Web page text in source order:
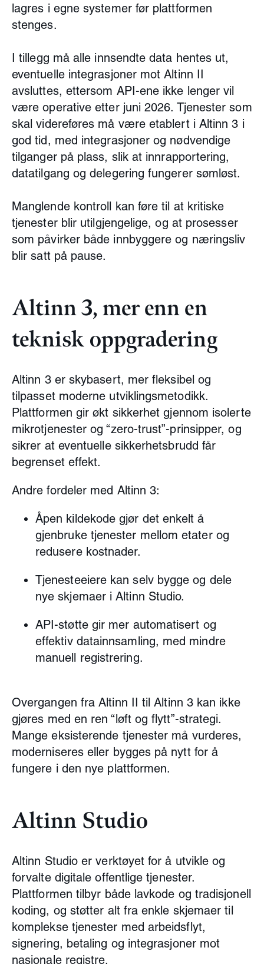
lagres i egne systemer før plattformen
stenges.
I tillegg må alle innsendte data hentes ut,
eventuelle integrasjoner mot Altinn II
avsluttes, ettersom API-ene ikke lenger vil
være operative etter juni 2026. Tjenester som
skal videreføres må være etablert i Altinn 3 i
god tid, med integrasjoner og nødvendige
tilganger på plass, slik at innrapportering,
datatilgang og delegering fungerer sømløst.
Manglende kontroll kan føre til at kritiske
tjenester blir utilgjengelige, og at prosesser
som påvirker både innbyggere og næringsliv
blir satt på pause.
Altinn 3, mer enn en
teknisk oppgradering
Altinn 3 er skybasert, mer fleksibel og
tilpasset moderne utviklingsmetodikk.
Plattformen gir økt sikkerhet gjennom isolerte
mikrotjenester og “zero-trust”-prinsipper, og
sikrer at eventuelle sikkerhetsbrudd får
begrenset effekt.
Andre fordeler med Altinn 3:
Åpen kildekode gjør det enkelt å
gjenbruke tjenester mellom etater og
redusere kostnader.
Tjenesteeiere kan selv bygge og dele
nye skjemaer i Altinn Studio.
API-støtte gir mer automatisert og
effektiv datainnsamling, med mindre
manuell registrering.
Overgangen fra Altinn II til Altinn 3 kan ikke
gjøres med en ren “løft og flytt”-strategi.
Mange eksisterende tjenester må vurderes,
moderniseres eller bygges på nytt for å
fungere i den nye plattformen.
Altinn Studio
Altinn Studio er verktøyet for å utvikle og
forvalte digitale offentlige tjenester.
Plattformen tilbyr både lavkode og tradisjonell
koding, og støtter alt fra enkle skjemaer til
komplekse tjenester med arbeidsflyt,
signering, betaling og integrasjoner mot
nasjonale registre.